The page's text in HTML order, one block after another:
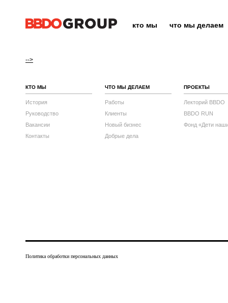
кто мы что мы делаем
-->
КТО МЫ
История
Руководство
Вакансии
Контакты
ЧТО МЫ ДЕЛАЕМ
Работы
Клиенты
Новый бизнес
Добрые дела
ПРОЕКТЫ
Лекторий BBDO
BBDO RUN
Фонд «Дети
Политика обработки персональных данных